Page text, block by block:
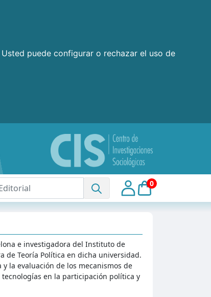
Usted puede configurar o rechazar el uso de
0
e investigadora del Instituto de
de Teoría Política en dicha universidad.
la evaluación de los mecanismos de
en la participación política y